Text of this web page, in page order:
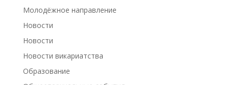
Молодёжное направление
Новости
Новости
Новости викариатства
Образование